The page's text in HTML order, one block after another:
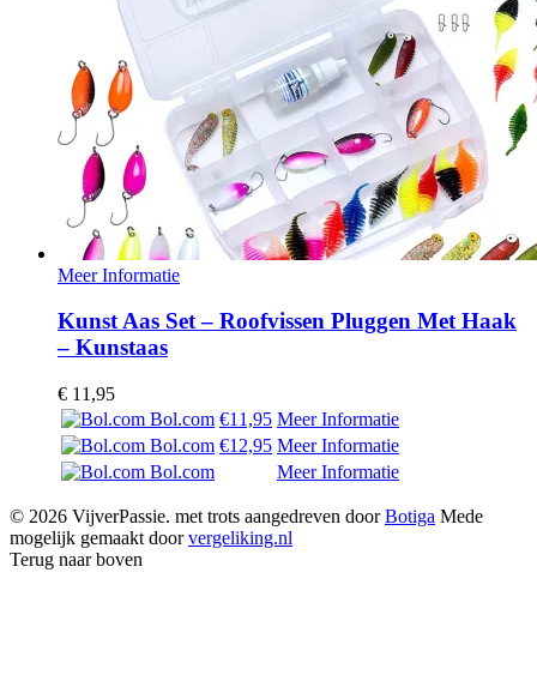
Meer Informatie
Kunst Aas Set – Roofvissen Pluggen Met Haak
– Kunstaas
€ 11,95
Bol.com €11,95 Meer Informatie
Bol.com €12,95 Meer Informatie
Bol.com
Meer Informatie
© 2026 VijverPassie. met trots aangedreven doorBotiga Mede
mogelijk gemaakt doorvergeliking.nl
Terug naar boven